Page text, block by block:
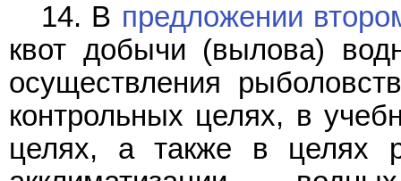
14. В предложении
квот добычи (вылова)
осуществления
контрольных целях, в
целях, а также в целях